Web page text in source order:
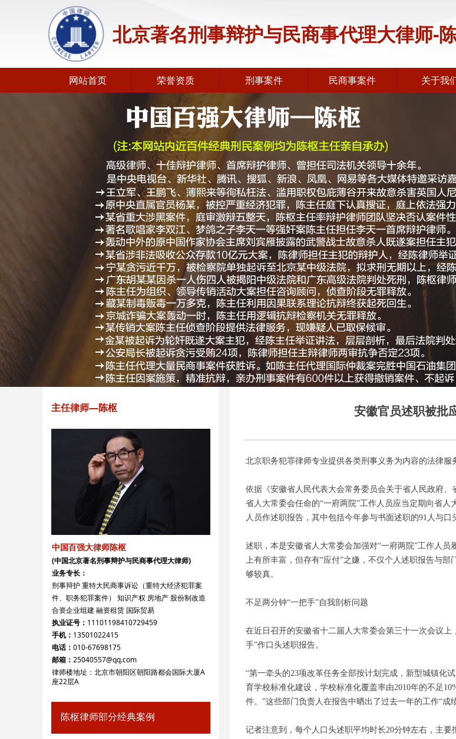
网站首页 荣誉资质 刑事案件 民商事案件 关于我
北京著名刑事辩护与民商事代理大律师-
安徽官员述职被批
北京职务犯罪律师专业提供各类刑事义务为内容的法律服
依据《安徽省人民代表大会常务委员会关于省人民政府
省人大常委会任命的“一府两院”工作人员应当定期向省
人员作述职报告，其中包括今年参与书面述职的91人与口
述职，本是安徽省人大常委会加强对“一府两院”工作人
上有所丰富，但存有“应付”之嫌，不仅个人述职报告与
够较真。
不足两分钟“一把手”自我剖析问题
在近日召开的安徽省十二届人大常委会第三十一次会议
手”作口头述职报告。
“第一牵头的23项改革任务全部按计划完成，新型城镇化
育学校标准化建设，学校标准化覆盖率由2010年的不足
件。”这些部门负责人在报告中晒出了过去一年的工作“成
记者注意到，每个人口头述职平均时长20分钟左右，主
主任律师—陈枢
中国百强大律师陈枢
(中国北京著名刑事辩护与民商事代理大律师)
业务专长：
刑事辩护 重特大民商事诉讼（重特大经济犯罪案
件、职务犯罪案件） 知识产权 房地产 股份制改造
合资企业组建 融资租赁 国际贸易
执业证号： 11101198410729459
手机： 13501022415
电话： 010-67698175
邮箱： 25040557@qq.com
律师楼地址： 北京市朝阳区朝阳路都会国际大厦A
座22层A
陈枢律师部分经典案例